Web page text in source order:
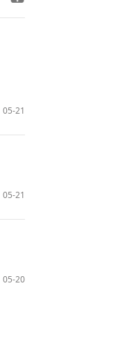
05-21
05-21
05-20